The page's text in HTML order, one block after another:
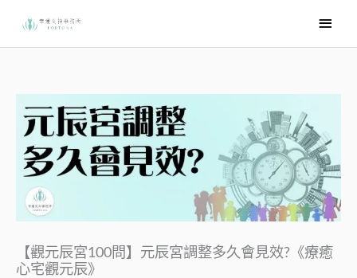
要
【觀元辰宮100問】元辰宮調整多久會見效?《療癒
心宅觀元辰》